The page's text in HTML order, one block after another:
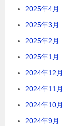
2025年4月
2025年3月
2025年2月
2025年1月
2024年12月
2024年11月
2024年10月
2024年9月